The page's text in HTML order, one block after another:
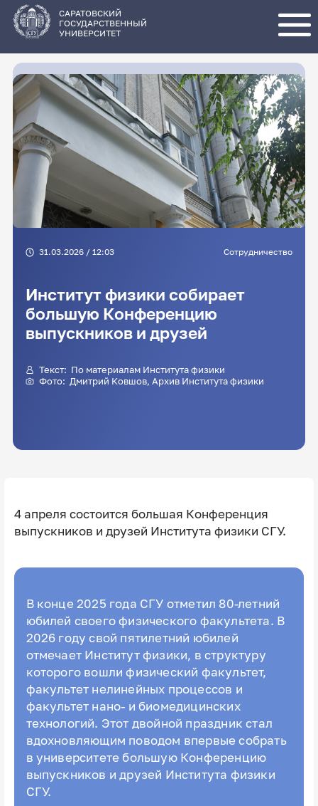
основному
содержанию
САРАТОВСКИЙ
ГОСУДАРСТВЕННЫЙ
УНИВЕРСИТЕТ
31.03.2026 / 12:03 Сотрудничество
Институт физики собирает
большую Конференцию
выпускников и друзей
Текст: По материалам Института физики
Фото: Дмитрий Ковшов, Архив Института физики
4 апреля состоится большая Конференция
выпускников и друзей Института физики СГУ.
В конце 2025 года СГУ отметил 80-летний
юбилей своего физического факультета. В
2026 году свой пятилетний юбилей
отмечает Институт физики, в структуру
которого вошли физический факультет,
факультет нелинейных процессов и
факультет нано- и биомедицинских
технологий. Этот двойной праздник стал
вдохновляющим поводом впервые собрать
в университете большую Конференцию
выпускников и друзей Института физики
СГУ.